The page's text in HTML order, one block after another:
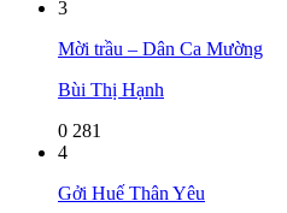
3
Mời trầu – Dân Ca Mường
Bùi Thị Hạnh
0 281
4
Gởi Huế Thân Yêu